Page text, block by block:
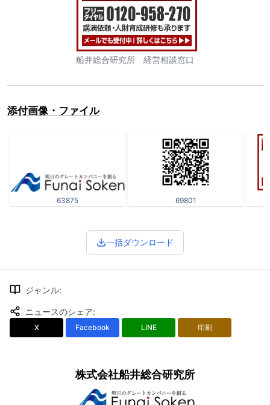
船井総合研究所 経営相談窓口
添付画像・ファイル
63875 69801
一括ダウンロード
ジャンル:
ニュースのシェア:
X Facebook LINE 印刷
株式会社船井総合研究所